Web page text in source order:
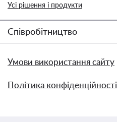
Усі рішення і продукти
Співробітництво
Умови використання сайту
Політика конфіденційності